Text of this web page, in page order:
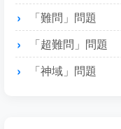
「難問」問題
「超難問」問題
「神域」問題